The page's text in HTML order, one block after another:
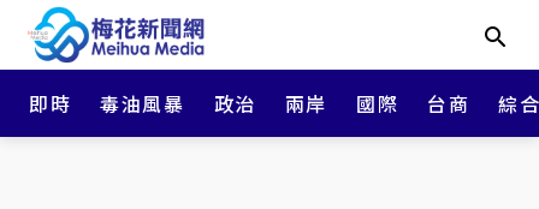
即時 毒油風暴 政治 兩岸 國際 台商 綜